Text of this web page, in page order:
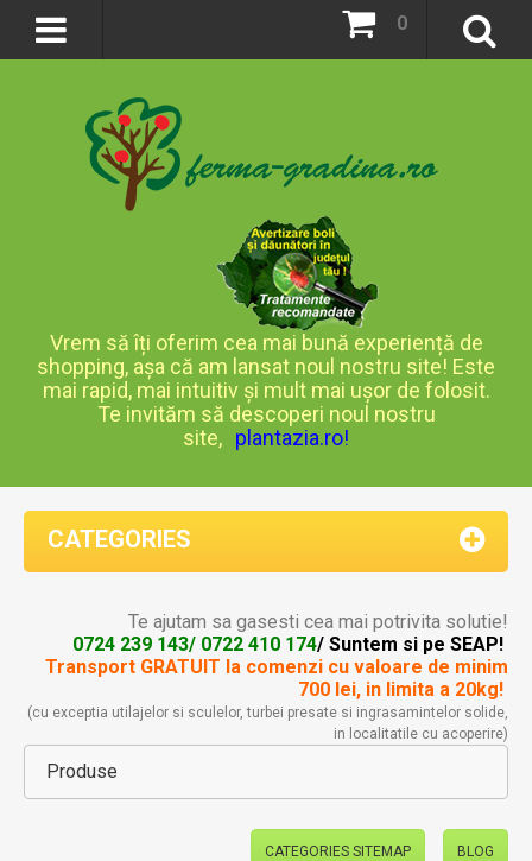
0
Vrem să îți oferim cea mai bună experiență de
shopping, așa că am lansat noul nostru site! Este
mai rapid, mai intuitiv și mult mai ușor de folosit.
Te invităm să descoperi noul nostru
site, plantazia.ro!
CATEGORIES
Te ajutam sa gasesti cea mai potrivita solutie!
0724 239 143/ 0722 410 174/ Suntem si pe SEAP!
Transport GRATUIT la comenzi cu valoare de minim
700 lei, in limita a 20kg!
(cu exceptia utilajelor si sculelor, turbei presate si ingrasamintelor solide,
in localitatile cu acoperire)
Produse
CATEGORIES SITEMAP BLOG